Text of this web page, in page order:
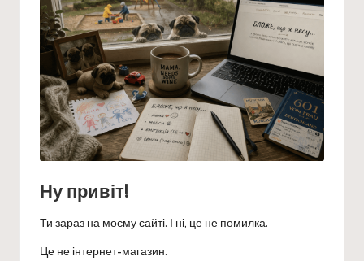
Ну привіт!
Ти зараз на моєму сайті. І ні, це не помилка.
Це не інтернет-магазин.